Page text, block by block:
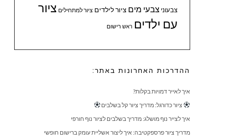
צבעוני צבעי מים ציור לילדים ציור למתחילים ציור
עם ילדים ראש רישום
ההדרכות האחרונות באתר:
איך לאייר דמויות בקלות?
ציור כדורגל: מדריך ציור קל בשלבים
איך לצייר נוף מושלג: מדריך בשלבים לציור נוף חורפי
מדריך ציור פרספקטיבה: איך ליצור אשליית עומק ברישום חופשי